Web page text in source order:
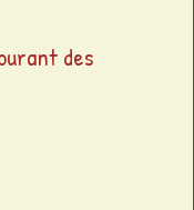
des